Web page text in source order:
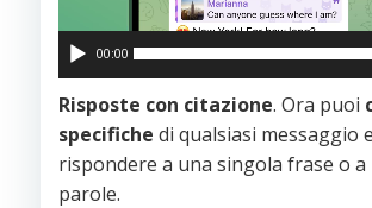
00:00
Risposte con citazione. Ora puoi
specifiche di qualsiasi messaggio e
rispondere a una singola frase o a
parole.